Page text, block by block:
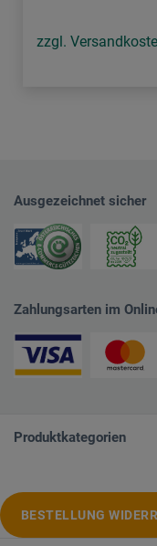
zzgl.
Ausgezeichnet sicher
Zahlungsarten im
Produktkategorien
BESTELLUNG